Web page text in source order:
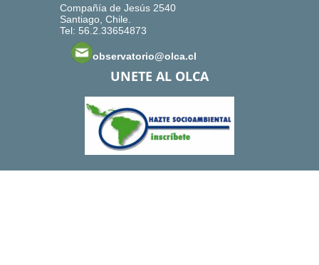
Compañía de Jesús 2540
Santiago, Chile.
Tel: 56.2.33654873
observatorio@olca.cl
UNETE AL OLCA